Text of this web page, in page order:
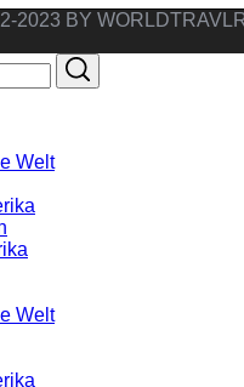
2023 BY
Welt
Welt